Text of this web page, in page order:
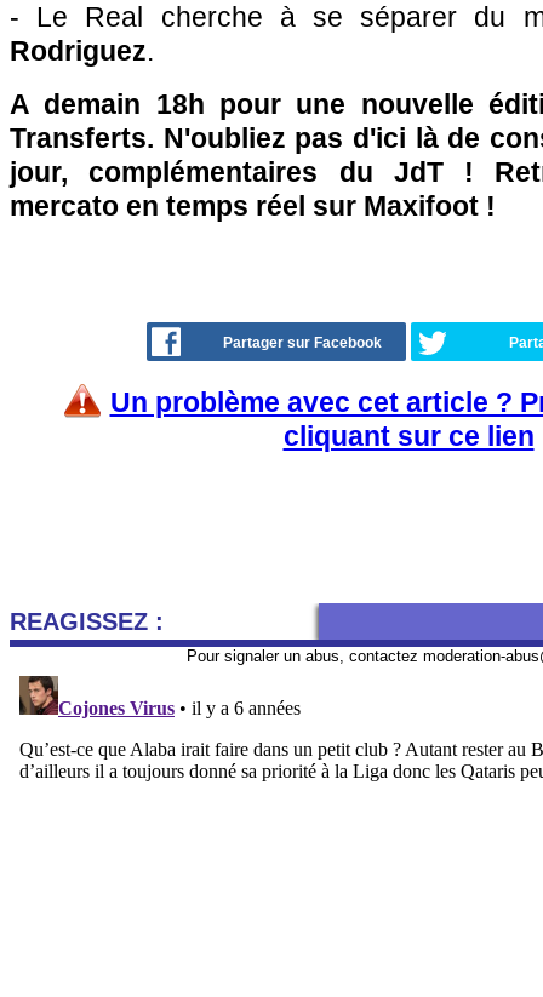
- Le Real cherche à se séparer du
Rodriguez.
A demain 18h pour une nouvelle
Transferts. N'oubliez pas d'ici là de
jour, complémentaires du JdT !
mercato en temps réel sur Maxifoot !
Partager sur Facebook
Un problème avec cet article ?
cliquant sur ce lien
REAGISSEZ :
Pour signaler un abus, contactez moderation-